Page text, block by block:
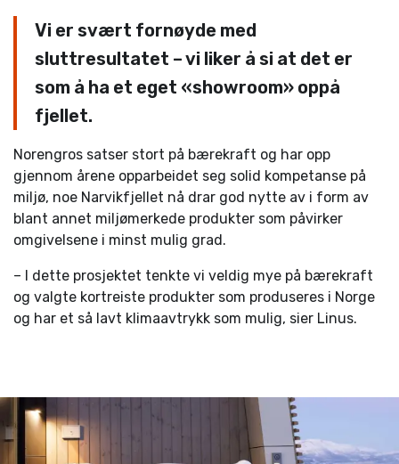
Vi er svært fornøyde med
sluttresultatet – vi liker å si at det er
som å ha et eget «showroom» oppå
fjellet.
Norengros satser stort på bærekraft og har opp
gjennom årene opparbeidet seg solid kompetanse på
miljø, noe Narvikfjellet nå drar god nytte av i form av
blant annet miljømerkede produkter som påvirker
omgivelsene i minst mulig grad.
– I dette prosjektet tenkte vi veldig mye på bærekraft
og valgte kortreiste produkter som produseres i Norge
og har et så lavt klimaavtrykk som mulig, sier Linus.